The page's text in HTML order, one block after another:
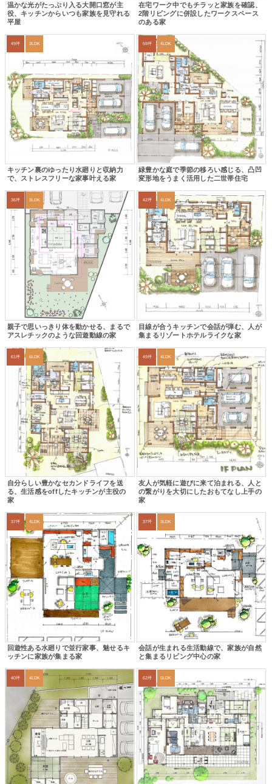
温かな光がたっぷり入る大開口窓が主
役、キッチンからいつも家族を見守れる
平屋
在宅ワーク中でもチラッと家族を確認、
2階リビングに併設したワークスペース
のある家
49坪 3LDK
キッチン裏のゆったり水廻りと収納力
で、ストレスフリーな家事叶える家
59坪 4LDK
緑豊かな庭で季節の移ろい感じる、凸凹
変形地をうまく活用した二世帯住宅
36坪 3LDK
親子で思いっきり体を動かせる、まるで
アスレチックのような回遊動線の家
42坪 4LDK
目線が合うキッチンで会話が弾む、人が
集まるリゾートホテルライクな家
61坪 6LDK
自分らしい豊かなセカンドライフを送
る、生活感をoffしたキッチンが主役の
家
49坪 4LDK
友人が気軽に遊びに来て泊まれる、人と
の繋がりを大切にしたおもてなし上手の
家
37坪 4LDK
回遊性ある水廻りで並行家事、魅せるキ
ッチンに家族が集まる家
37坪 3LDK
会話が生まれる生活動線で、家族が自然
と集まるリビング中心の家
40坪 4LDK 62坪 5LDK